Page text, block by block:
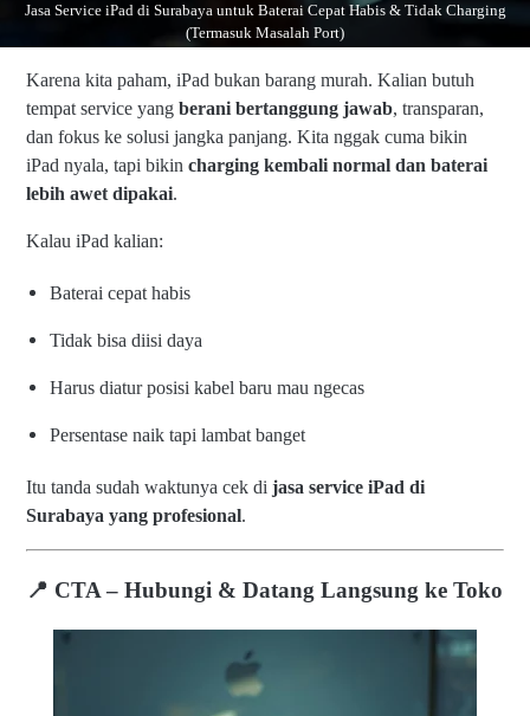
Jasa Service iPad di Surabaya untuk Baterai Cepat Habis & Tidak Charging
(Termasuk Masalah Port)
Karena kita paham, iPad bukan barang murah. Kalian butuh
tempat service yang berani bertanggung jawab, transparan,
dan fokus ke solusi jangka panjang. Kita nggak cuma bikin
iPad nyala, tapi bikin charging kembali normal dan baterai
lebih awet dipakai.
Kalau iPad kalian:
Baterai cepat habis
Tidak bisa diisi daya
Harus diatur posisi kabel baru mau ngecas
Persentase naik tapi lambat banget
Itu tanda sudah waktunya cek di jasa service iPad di
Surabaya yang profesional.
📍 CTA – Hubungi & Datang Langsung ke Toko